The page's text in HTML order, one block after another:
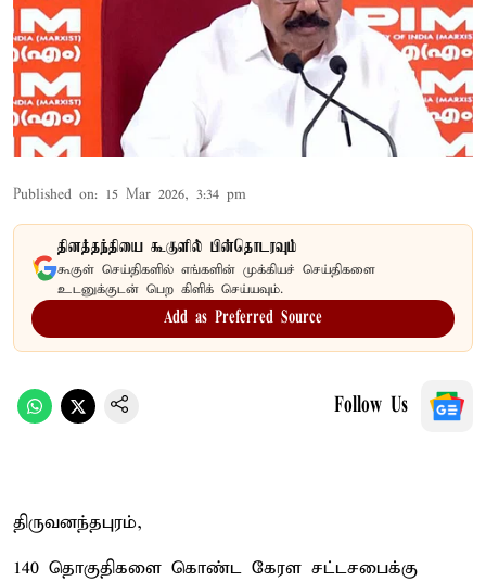
Published on: 15 Mar 2026, 3:34 pm
தினத்தந்தியை கூகுளில் பின்தொடரவும்
கூகுள் செய்திகளில் எங்களின் முக்கியச் செய்திகளை
உடனுக்குடன் பெற கிளிக் செய்யவும்.
Add as Preferred Source
Follow Us
திருவனந்தபுரம்,
140 தொகுதிகளை கொண்ட கேரள சட்டசபைக்கு